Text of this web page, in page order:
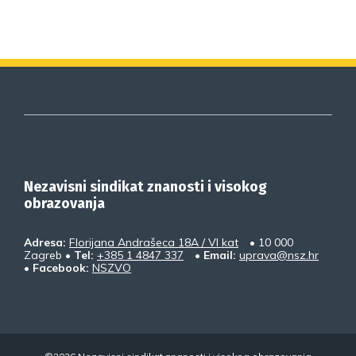
Nezavisni sindikat znanosti i visokog
obrazovanja
Adresa: Florijana Andrašeca 18A / VI kat
• 10 000
Zagreb • Tel: +385 1 4847 337 • Email: uprava@nsz.hr
• Facebook: NSZVO